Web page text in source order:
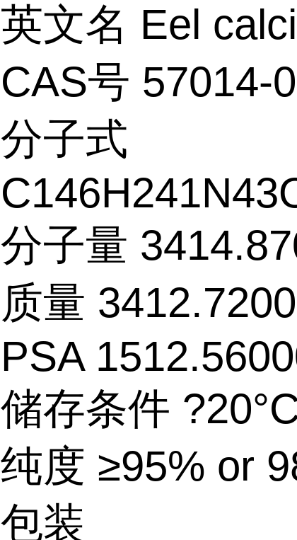
英文名 Eel
CAS号 57014-
分子式
分子量
质量
PSA
储存条件
纯度 ≥95% or
包装